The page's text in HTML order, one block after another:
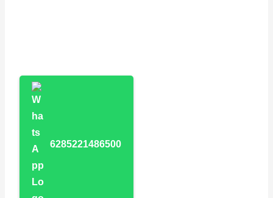
6285221486500